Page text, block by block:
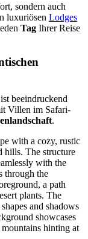
sondern auch
luxuriösen Lodges
Tag Ihrer Reise
beeindruckend
Villen im Safari-
.